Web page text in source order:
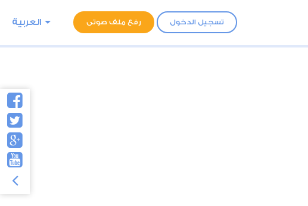
تسجيل الدخول رفع ملف صوتى العربية